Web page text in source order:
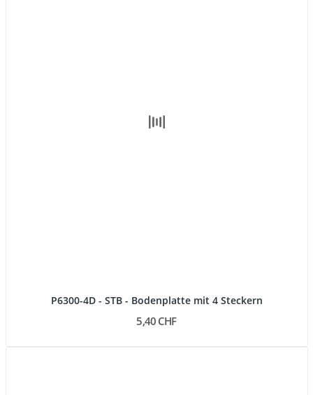
P6300-4D - STB - Bodenplatte mit 4 Steckern
5,40 CHF